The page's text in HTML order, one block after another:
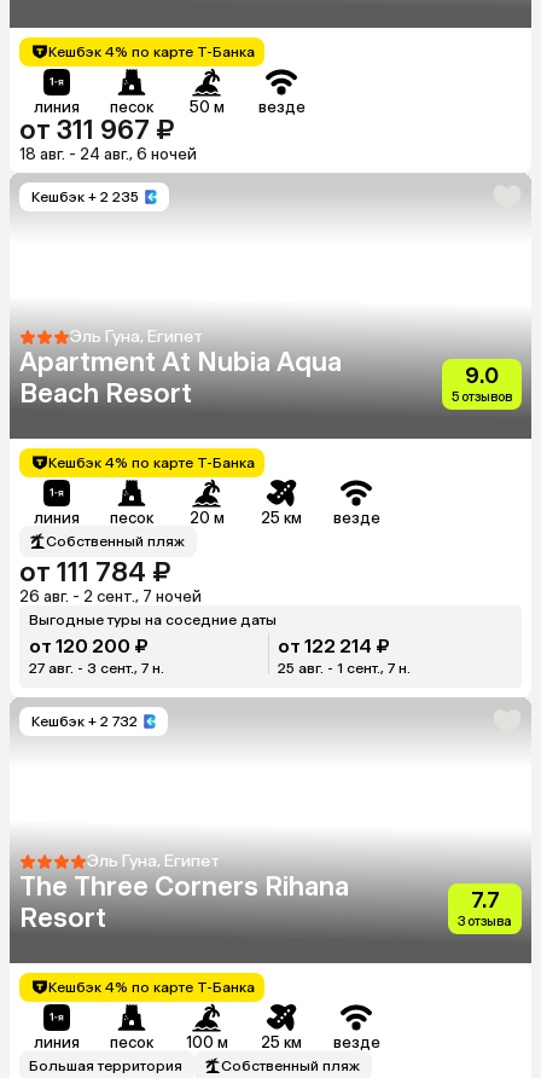
Кешбэк 4% по карте Т-Банка
линия песок 50 м везде
от 311 967 ₽
18 авг. - 24 авг., 6 ночей
Кешбэк + 2 235
Эль Гуна, Египет
Apartment At Nubia Aqua
Beach Resort
9.0
5 отзывов
Кешбэк 4% по карте Т-Банка
линия песок 20 м 25 км везде
Собственный пляж
от 111 784 ₽
26 авг. - 2 сент., 7 ночей
Выгодные туры на соседние даты
от 120 200 ₽
27 авг. - 3 сент., 7 н.
от 122 214 ₽
25 авг. - 1 сент., 7 н.
Кешбэк + 2 732
Эль Гуна, Египет
The Three Corners Rihana
Resort
7.7
3 отзыва
Кешбэк 4% по карте Т-Банка
линия песок 100 м 25 км везде
Большая территория Собственный пляж